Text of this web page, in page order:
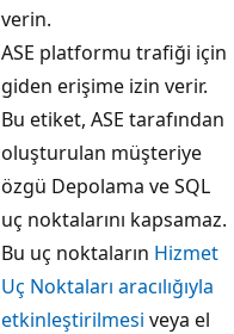
verin.
ASE platformu trafiği için
giden erişime izin verir.
Bu etiket, ASE tarafından
oluşturulan müşteriye
özgü Depolama ve SQL
uç noktalarını kapsamaz.
Bu uç noktaların Hizmet
Uç Noktaları aracılığıyla
etkinleştirilmesi veya el